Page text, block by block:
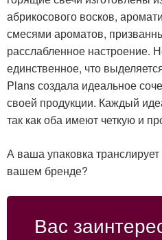
абрикосового восков,
смесями ароматов,
расслабленное настроение.
единственное, что
Plans создала идеальное
своей продукции. Каждый
так как оба имеют четкую и
А ваша упаковка
вашем бренде?
Вас